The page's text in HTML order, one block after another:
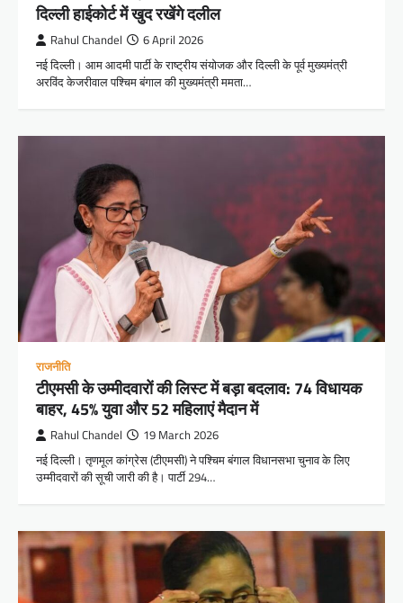
दिल्ली हाईकोर्ट में खुद रखेंगे दलील
Rahul Chandel 6 April 2026
नई दिल्ली। आम आदमी पार्टी के राष्ट्रीय संयोजक और दिल्ली के पूर्व मुख्यमंत्री
अरविंद केजरीवाल पश्चिम बंगाल की मुख्यमंत्री ममता…
राजनीति
टीएमसी के उम्मीदवारों की लिस्ट में बड़ा बदलाव: 74 विधायक
बाहर, 45% युवा और 52 महिलाएं मैदान में
Rahul Chandel 19 March 2026
नई दिल्ली। तृणमूल कांग्रेस (टीएमसी) ने पश्चिम बंगाल विधानसभा चुनाव के लिए
उम्मीदवारों की सूची जारी की है। पार्टी 294…